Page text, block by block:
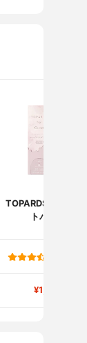
TOPARDS(トパーズ)
トパーズ
¥1,580